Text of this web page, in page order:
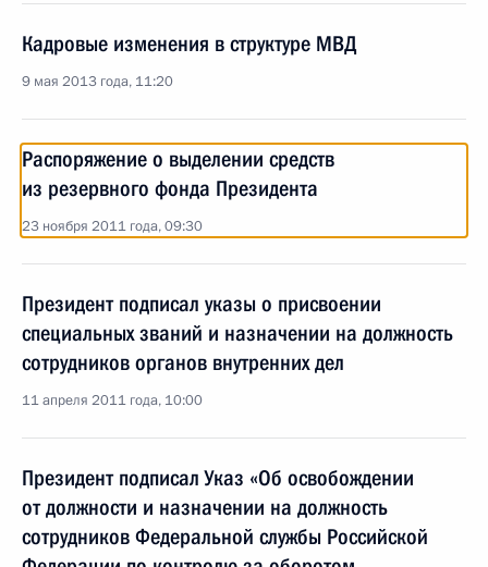
Кадровые изменения в структуре МВД
9 мая 2013 года, 11:20
Распоряжение о выделении средств
из резервного фонда Президента
23 ноября 2011 года, 09:30
Президент подписал указы о присвоении
специальных званий и назначении на должность
сотрудников органов внутренних дел
11 апреля 2011 года, 10:00
Президент подписал Указ «Об освобождении
от должности и назначении на должность
сотрудников Федеральной службы Российской